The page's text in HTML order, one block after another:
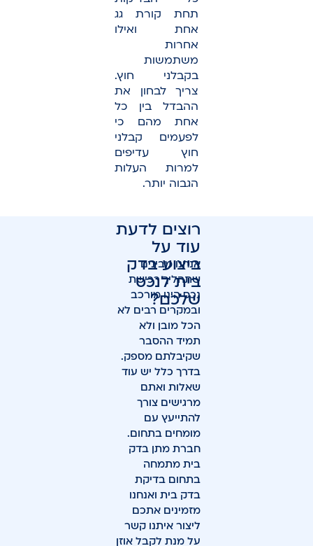
תחת קורת גג
אחת ואילו
אחרות
משתמשות
בקבלני חוץ.
צריך לבחון את
ההבדל בין כל
אחת מהם כי
לפעמים קבלני
חוץ עדיפים
למרות העלות
הגבוה יותר.
רוצים לדעת
עוד על
ביצוע בדק
בית לנכס
שלכם?
אנחנו מבינים
שתהליך רכישת
נכס הינו מורכב
ובמקרים רבים לא
הכל מובן ולא
תמיד ההסבר
שקיבלתם מספק.
בדרך כלל יש עוד
שאלות ואתם
מרגישים צורך
להתייעץ עם
מומחים בתחום.
חברת מתן בדק
בית מתמחה
בתחום בדיקת
בדק בית ואנחנו
מזמינים אתכם
ליצור איתנו קשר
על מנת לקבל אוזן